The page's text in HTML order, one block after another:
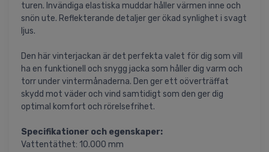
turen. Invändiga elastiska muddar håller värmen inne och
snön ute. Reflekterande detaljer ger ökad synlighet i svagt
ljus.
Den här vinterjackan är det perfekta valet för dig som vill
ha en funktionell och snygg jacka som håller dig varm och
torr under vintermånaderna. Den ger ett oöverträffat
skydd mot väder och vind samtidigt som den ger dig
optimal komfort och rörelsefrihet.
Specifikationer och egenskaper:
Vattentäthet: 10.000 mm